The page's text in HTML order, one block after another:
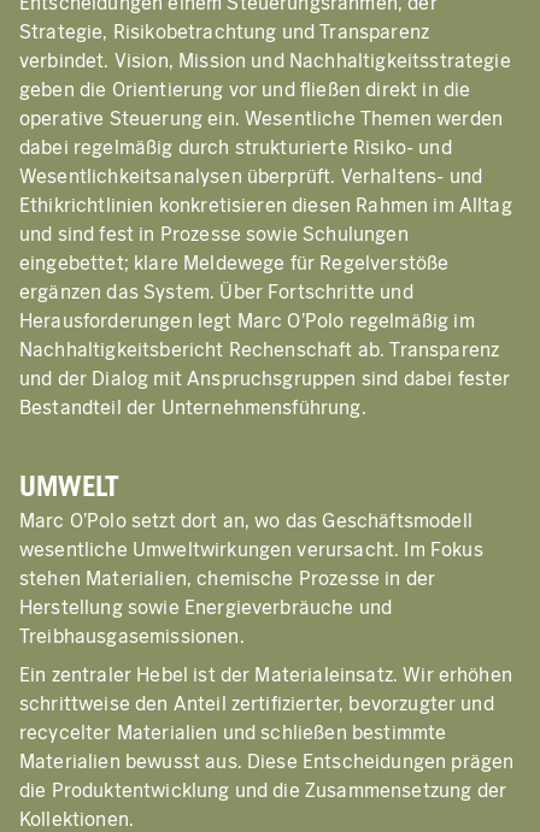
Strategie, Risikobetrachtung und Transparenz
verbindet. Vision, Mission und Nachhaltigkeitsstrategie
geben die Orientierung vor und fließen direkt in die
operative Steuerung ein. Wesentliche Themen werden
dabei regelmäßig durch strukturierte Risiko- und
Wesentlichkeitsanalysen überprüft. Verhaltens- und
Ethikrichtlinien konkretisieren diesen Rahmen im Alltag
und sind fest in Prozesse sowie Schulungen
eingebettet; klare Meldewege für Regelverstöße
ergänzen das System. Über Fortschritte und
Herausforderungen legt Marc O’Polo regelmäßig im
Nachhaltigkeitsbericht Rechenschaft ab. Transparenz
und der Dialog mit Anspruchsgruppen sind dabei fester
Bestandteil der Unternehmensführung.
UMWELT
Marc O’Polo setzt dort an, wo das Geschäftsmodell
wesentliche Umweltwirkungen verursacht. Im Fokus
stehen Materialien, chemische Prozesse in der
Herstellung sowie Energieverbräuche und
Treibhausgasemissionen.
Ein zentraler Hebel ist der Materialeinsatz. Wir erhöhen
schrittweise den Anteil zertifizierter, bevorzugter und
recycelter Materialien und schließen bestimmte
Materialien bewusst aus. Diese Entscheidungen prägen
die Produktentwicklung und die Zusammensetzung der
Kollektionen.